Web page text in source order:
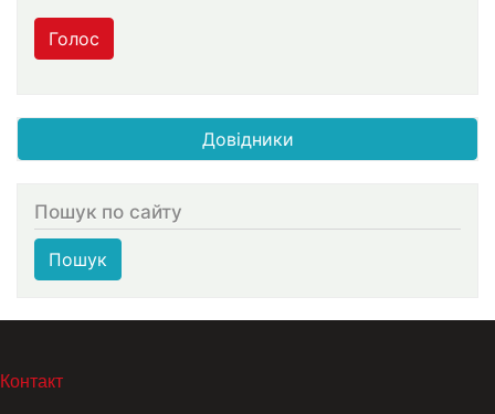
Голос
Довідники
Пошук по сайту
Пошук
МЕНЮ В ПОДВАЛЕ
Контакт